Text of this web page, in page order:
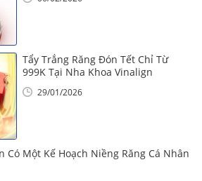
Tẩy Trắng Răng Đón Tết Chỉ Từ
999K Tại Nha Khoa Vinalign
29/01/2026
Có Một Kế Hoạch Niềng Răng Cá Nhân